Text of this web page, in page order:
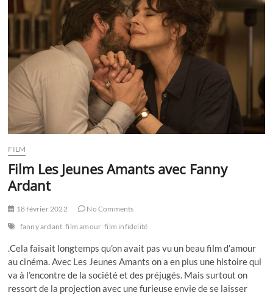
FILM
Film Les Jeunes Amants avec Fanny
Ardant
18 février 2022
No Comments
fanny ardant film amour film infidelité
.Cela faisait longtemps qu’on avait pas vu un beau film d’amour
au cinéma. Avec Les Jeunes Amants on a en plus une histoire qui
va à l’encontre de la société et des préjugés. Mais surtout on
ressort de la projection avec une furieuse envie de se laisser